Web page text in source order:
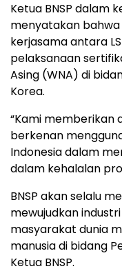
Ketua BNSP dalam
menyatakan
kerjasama antara
pelaksanaan
Asing (WNA) di
Korea.
“Kami memberikan
berkenan
Indonesia dalam
dalam kehalalan
BNSP akan selalu
mewujudkan
masyarakat dunia
manusia di bidang
Ketua BNSP.